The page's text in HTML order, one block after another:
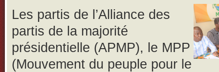
Les partis de l’Alliance des
partis de la majorité
présidentielle (APMP), le MPP
(Mouvement du peuple pour le